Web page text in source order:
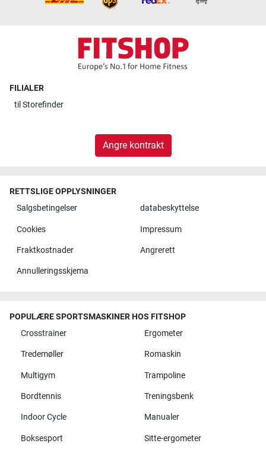
FILIALER
til Storefinder
Angre kontrakt
RETTSLIGE OPPLYSNINGER
Salgsbetingelser
databeskyttelse
Cookies Impressum
Fraktkostnader Angrerett
Annulleringsskjema
POPULÆRE SPORTSMASKINER HOS FITSHOP
Crosstrainer
Ergometer
Tredemøller Romaskin
Multigym Trampoline
Bordtennis Treningsbenk
Indoor Cycle Manualer
Boksesport Sitte-ergometer